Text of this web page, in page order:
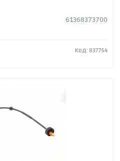
61368373700
Код: 837754